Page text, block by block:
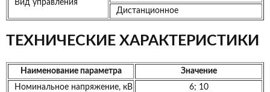
Вид управления
Дистанционное
ТЕХНИЧЕСКИЕ ХАРАКТЕРИСТИКИ
Наименование параметра
Значение
Номинальное напряжение, кВ
6; 10